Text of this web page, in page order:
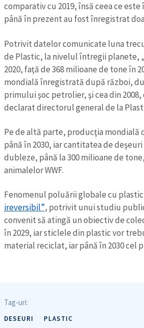
comparativ cu 2019, însă ceea ce
până în prezent au fost înregistrat
Potrivit datelor comunicate luna
de Plastic, la nivelul întregii planete,
2020, faţă de 368 milioane de tone în
mondială înregistrată după război,
primului şoc petrolier, şi cea din
declarat directorul general de la
Pe de altă parte, producţia mondială
până în 2030, iar cantitatea de
dubleze, până la 300 milioane de
animalelor WWF.
Fenomenul poluării globale cu
ireversibil”, potrivit unui studiu
convenit să atingă un obiectiv de
în 2029, iar sticlele din plastic vor
material reciclat, iar până în 2030 cel
Tag-uri:
DESEURI PLASTIC